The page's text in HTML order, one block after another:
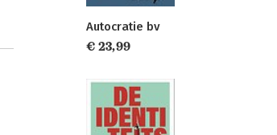
Autocratie bv
€ 23,99